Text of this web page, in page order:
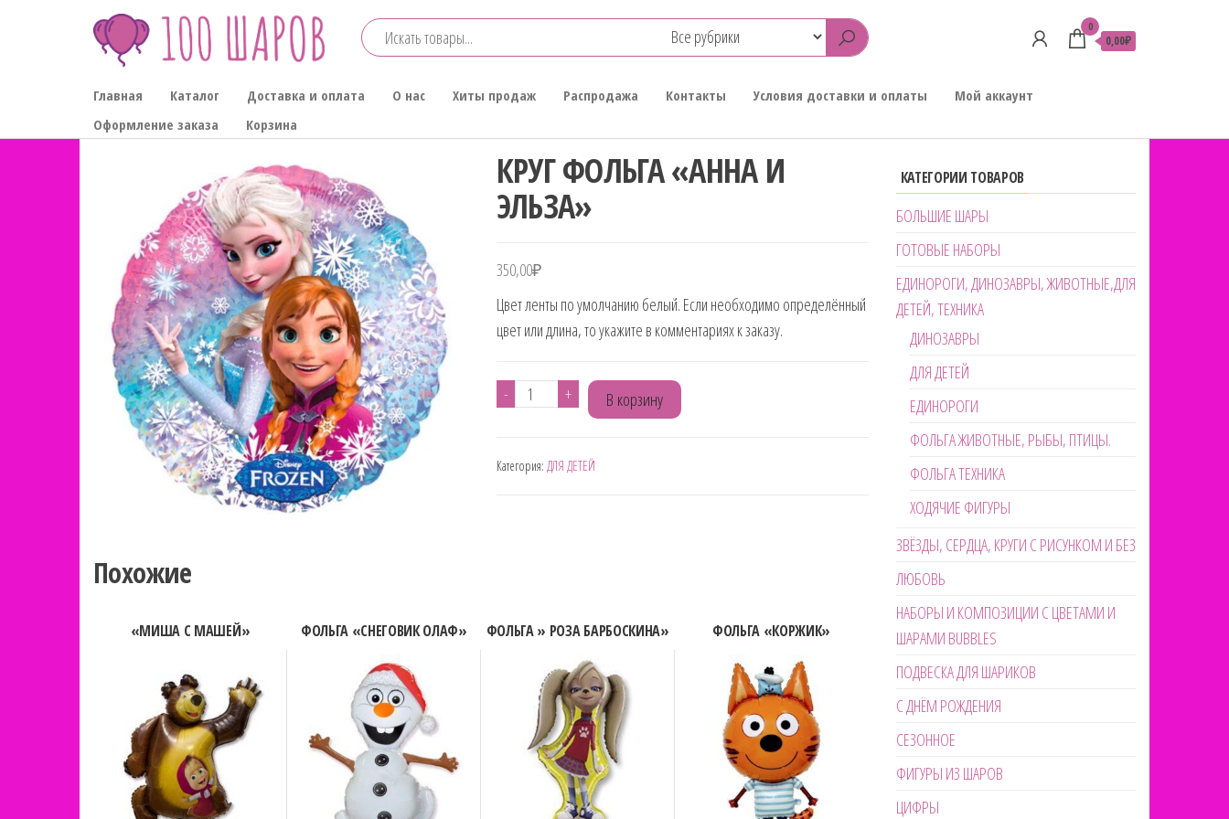
ШАРОВ
0
0,00₽
Главная Каталог Доставка и оплата О нас Хиты продаж Распродажа Контакты Условия доставки и оплаты
Мой аккаунт
Оформление заказа
Корзина
КРУГ ФОЛЬГА «АННА И
ЭЛЬЗА»
350,00₽
Цвет ленты по умолчанию белый. Если необходимо определённый
цвет или длина, то укажите в комментариях к заказу.
-
Количество
ФОЛЬГА
+ В корзину
Категория: ДЛЯ ДЕТЕЙ
Похожие
«МИША С МАШЕЙ» ФОЛЬГА «СНЕГОВИК ОЛАФ» ФОЛЬГА » РОЗА БАРБОСКИНА» ФОЛЬГА «КОРЖИК»
КАТЕГОРИИ ТОВАРОВ
БОЛЬШИЕ ШАРЫ
ГОТОВЫЕ НАБОРЫ
ЕДИНОРОГИ, ДИНОЗАВРЫ, ЖИВОТНЫЕ,ДЛЯ
ДЕТЕЙ, ТЕХНИКА
ДИНОЗАВРЫ
ДЛЯ ДЕТЕЙ
ЕДИНОРОГИ
ФОЛЬГА ЖИВОТНЫЕ, РЫБЫ, ПТИЦЫ.
ФОЛЬГА ТЕХНИКА
ХОДЯЧИЕ ФИГУРЫ
ЗВЁЗДЫ, СЕРДЦА, КРУГИ С РИСУНКОМ И БЕЗ
ЛЮБОВЬ
НАБОРЫ И КОМПОЗИЦИИ С ЦВЕТАМИ И
ШАРАМИ BUBBLES
ПОДВЕСКА ДЛЯ ШАРИКОВ
С ДНЁМ РОЖДЕНИЯ
СЕЗОННОЕ
ФИГУРЫ ИЗ ШАРОВ
ЦИФРЫ